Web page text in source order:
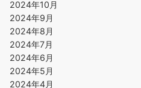
2024年10月
2024年9月
2024年8月
2024年7月
2024年6月
2024年5月
2024年4月